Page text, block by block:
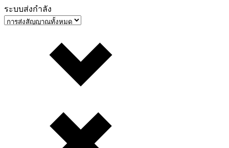
ระบบส่งกำลัง